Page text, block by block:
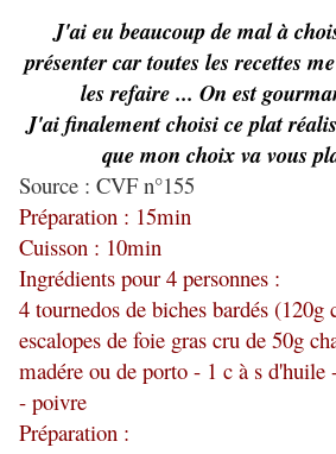
J'ai eu beaucoup de mal à
présenter car toutes les recettes
les refaire ... On est
J'ai finalement choisi ce plat
que mon choix va vous
Source : CVF n°155
Préparation : 15min
Cuisson : 10min
Ingrédients pour 4 personnes :
4 tournedos de biches bardés (120g
escalopes de foie gras cru de 50g
madére ou de porto - 1 c à s d'huile
- poivre
Préparation :